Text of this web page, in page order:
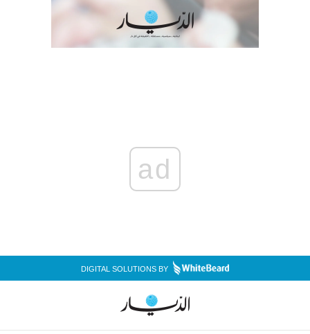
ad
DIGITAL SOLUTIONS BY